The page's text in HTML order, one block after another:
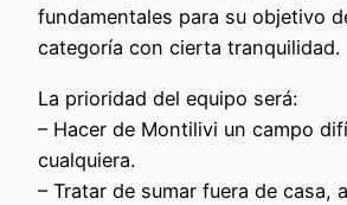
fundamentales para su objetivo
categoría con cierta tranquilidad.
La prioridad del equipo será:
– Hacer de Montilivi un campo
cualquiera.
– Tratar de sumar fuera de casa,